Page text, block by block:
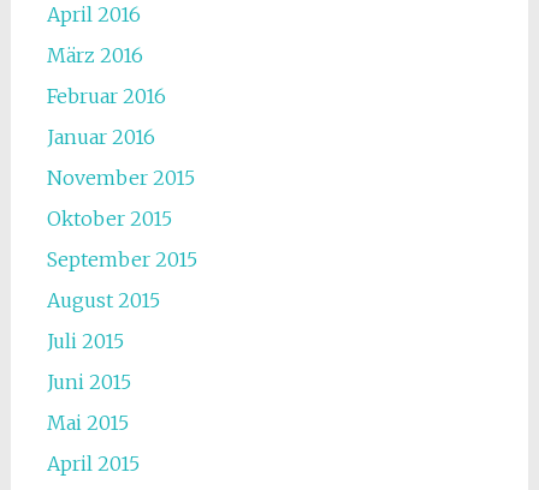
April 2016
März 2016
Februar 2016
Januar 2016
November 2015
Oktober 2015
September 2015
August 2015
Juli 2015
Juni 2015
Mai 2015
April 2015